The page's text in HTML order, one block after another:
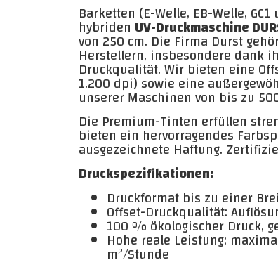
Barketten (E-Welle, EB-Welle,
hybriden UV-Druckmaschine
von 250 cm. Die Firma Durst
Herstellern, insbesondere dank
Druckqualität. Wir bieten eine
1.200 dpi) sowie eine
unserer Maschinen von bis zu
Die Premium-Tinten erfüllen
bieten ein hervorragendes
ausgezeichnete Haftung.
Druckspezifikationen:
Druckformat bis zu einer
Offset-Druckqualität:
100 % ökologischer Druck,
Hohe reale Leistung:
m²/Stunde